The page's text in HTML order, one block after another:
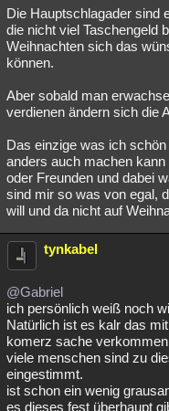
Die Hauptschlagader sind
die nicht viel Taschengeld
Weihnachten sich das
können.
Aber sobald man
verdienen ändern sich die
Das einzige was ich
anders auch machen
oder Freunden und dabei
sind mir so was von egal,
will und da nicht auf
tynkabel
@Gabriel
ich persönlich weiß noch
Natürlich ist es kalr das
komerz sache
viele menschen sind zu
eingestimmt.
ist schon ein wenig
es dieses fest überhaupt